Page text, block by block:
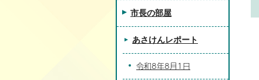
市長の部屋
あさけんレポート
令和8年8月1日